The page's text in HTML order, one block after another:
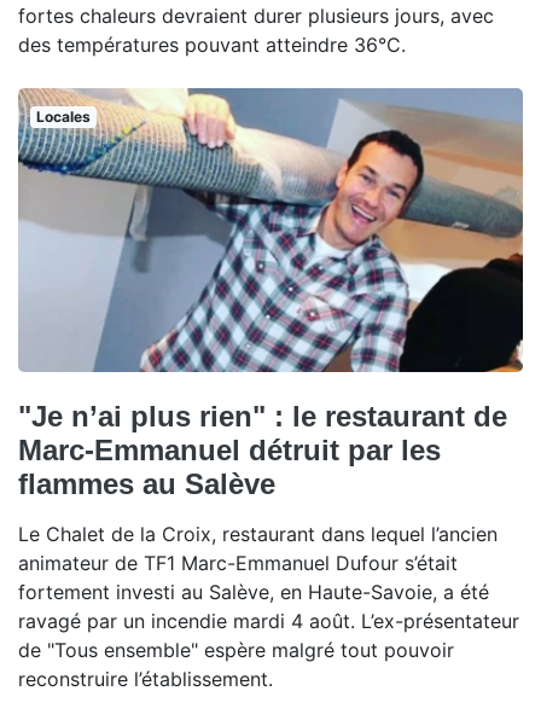
fortes chaleurs devraient durer plusieurs jours, avec
des températures pouvant atteindre 36°C.
Locales
"Je n’ai plus rien" : le restaurant de
Marc-Emmanuel détruit par les
flammes au Salève
Le Chalet de la Croix, restaurant dans lequel l’ancien
animateur de TF1 Marc-Emmanuel Dufour s’était
fortement investi au Salève, en Haute-Savoie, a été
ravagé par un incendie mardi 4 août. L’ex-présentateur
de "Tous ensemble" espère malgré tout pouvoir
reconstruire l’établissement.